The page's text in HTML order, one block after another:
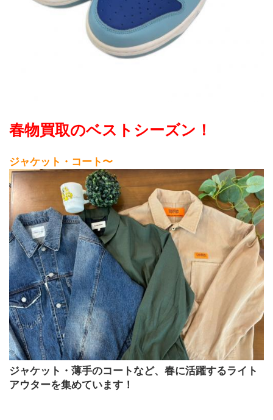
春物買取のベストシーズン！
ジャケット・コート〜
ジャケット・薄手のコートなど、春に活躍するライト
アウターを集めています！